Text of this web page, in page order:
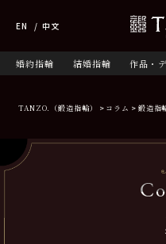
婚約指輪 結婚指輪 作品・
EN 中文
TANZO.（鍛造指輪） コラム 鍛造指